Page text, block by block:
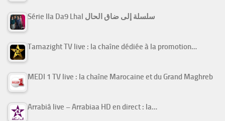
Série Ila Da9 Lhal سلسلة إلى ضاق الحال
Tamazight TV live : la chaîne dédiée à la promotion…
MEDI 1 TV live : la chaîne Marocaine et du Grand Maghreb
Arrabiâ live – Arrabiaa HD en direct : la…